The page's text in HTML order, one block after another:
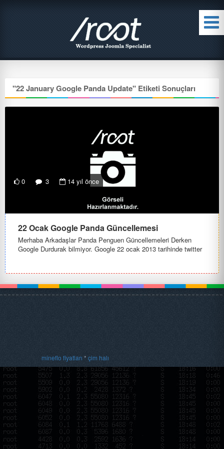
"22 January Google Panda Update" Etiketi Sonuçları
0 3 14 yıl önce
22 Ocak Google Panda Güncellemesi
Merhaba Arkadaşlar Panda Penguen Güncellemeleri Derken
Google Durdurak bilmiyor. Google 22 ocak 2013 tarihinde twitter
mineflo fiyatları * çim halı